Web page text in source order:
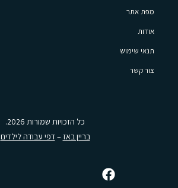
מפת אתר
אודות
תנאי שימוש
צור קשר
כל הזכויות שמורות 2026.
בריין באז–דפי עבודה לילדים